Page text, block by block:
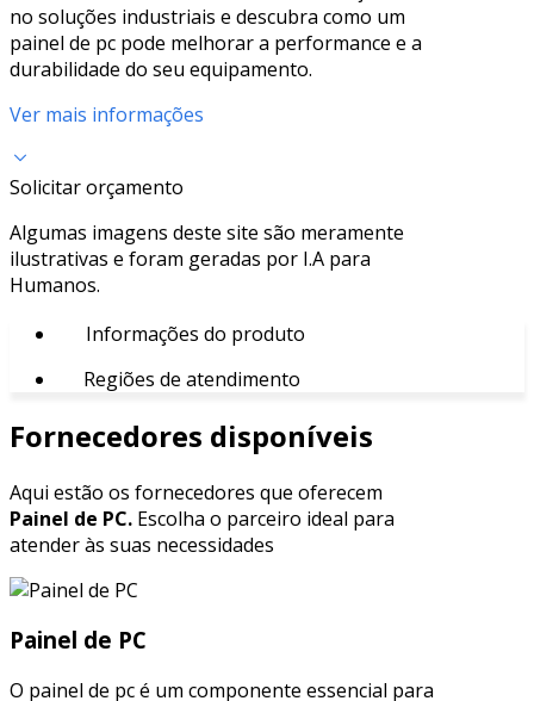
no soluções industriais e descubra como um
painel de pc pode melhorar a performance e a
durabilidade do seu equipamento.
Ver mais informações
Solicitar orçamento
Algumas imagens deste site são meramente
ilustrativas e foram geradas por I.A para
Humanos.
Informações do produto
Regiões de atendimento
Fornecedores disponíveis
Aqui estão os fornecedores que oferecem
Painel de PC. Escolha o parceiro ideal para
atender às suas necessidades
Painel de PC
O painel de pc é um componente essencial para